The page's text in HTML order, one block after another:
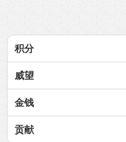
积分
威望
金钱
贡献